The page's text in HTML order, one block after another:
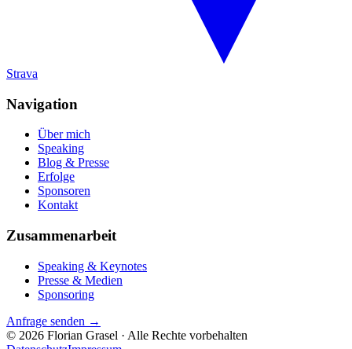
Strava
Navigation
Über mich
Speaking
Blog & Presse
Erfolge
Sponsoren
Kontakt
Zusammenarbeit
Speaking & Keynotes
Presse & Medien
Sponsoring
Anfrage senden →
© 2026 Florian Grasel · Alle Rechte vorbehalten